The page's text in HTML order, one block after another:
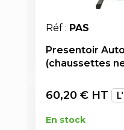
Réf : PAS
Presentoir
(chaussettes
60,20 € HT
En stock